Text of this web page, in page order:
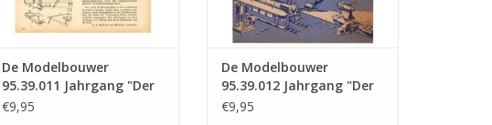
De Modelbouwer
95.39.011 Jahrgang "Der
Modellbauer" Ausgabe :
€9,95
De Modelbouwer
95.39.012 Jahrgang "Der
Modellbauer" Ausgabe :
€9,95